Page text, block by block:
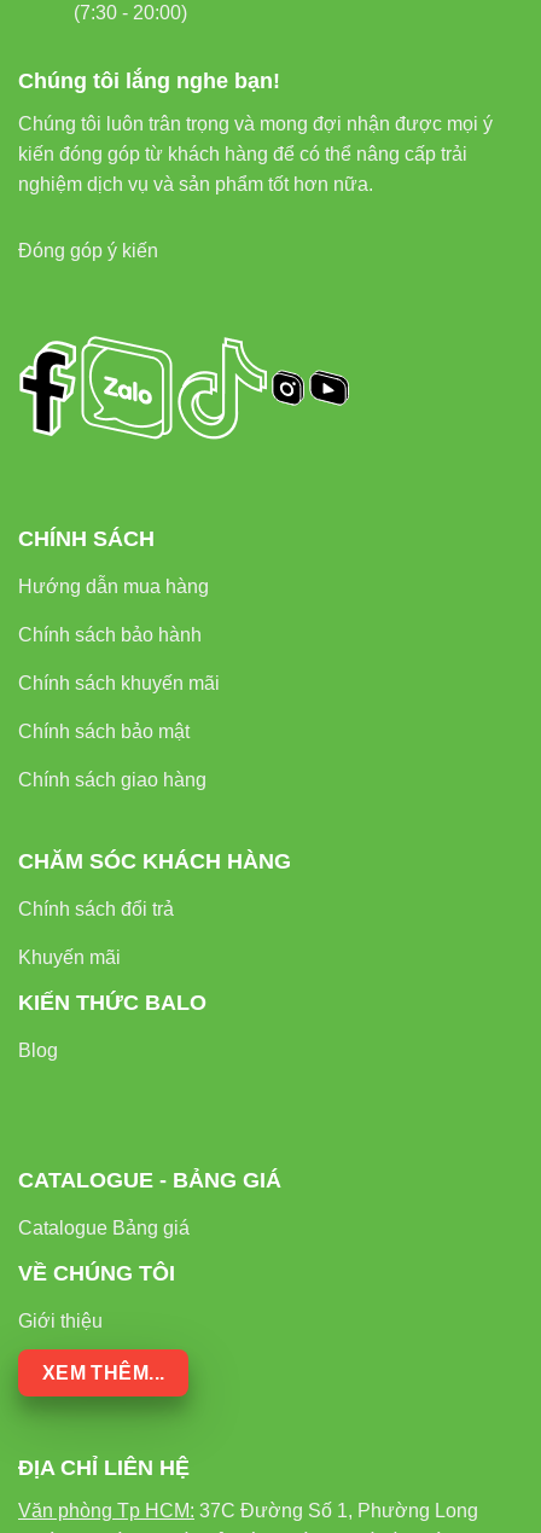
Chúng tôi lắng nghe bạn!
Chúng tôi luôn trân trọng và mong đợi nhận được mọi ý
kiến đóng góp từ khách hàng để có thể nâng cấp trải
nghiệm dịch vụ và sản phẩm tốt hơn nữa.
Đóng góp ý kiến
(7:30 - 20:00)
CHÍNH SÁCH
Hướng dẫn mua hàng
Chính sách bảo hành
Chính sách khuyến mãi
Chính sách bảo mật
Chính sách giao hàng
CHĂM SÓC KHÁCH HÀNG
Chính sách đổi trả
Khuyến mãi
KIẾN THỨC BALO
Blog
CATALOGUE - BẢNG GIÁ
Catalogue Bảng giá
VỀ CHÚNG TÔI
Giới thiệu
XEM THÊM...
ĐỊA CHỈ LIÊN HỆ
Văn phòng Tp HCM: 37C Đường Số 1, Phường Long